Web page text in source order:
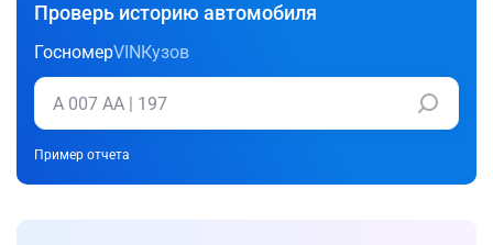
Проверь историю автомобиля
ГосномерVINКузов
Пример отчета